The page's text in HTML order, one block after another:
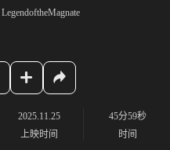
LegendoftheMagnate
2025.11.25
上映时间
45分59秒
时间